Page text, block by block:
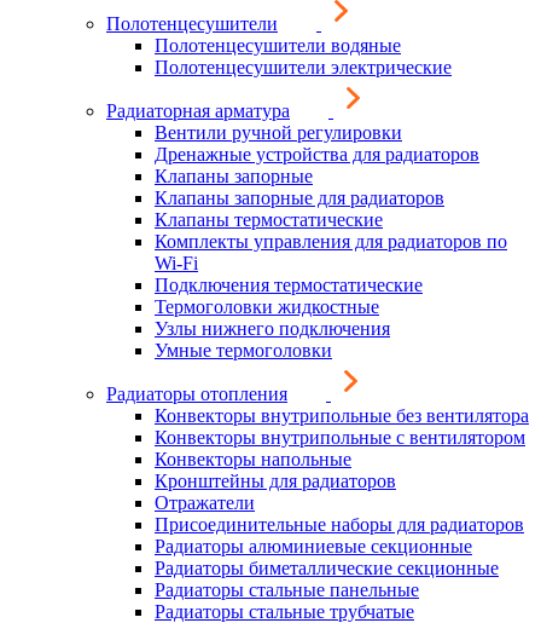
Полотенцесушители
Полотенцесушители водяные
Полотенцесушители электрические
Радиаторная арматура
Вентили ручной регулировки
Дренажные устройства для радиаторов
Клапаны запорные
Клапаны запорные для радиаторов
Клапаны термостатические
Комплекты управления для радиаторов по
Wi-Fi
Подключения термостатические
Термоголовки жидкостные
Узлы нижнего подключения
Умные термоголовки
Радиаторы отопления
Конвекторы внутрипольные без вентилятора
Конвекторы внутрипольные с вентилятором
Конвекторы напольные
Кронштейны для радиаторов
Отражатели
Присоединительные наборы для радиаторов
Радиаторы алюминиевые секционные
Радиаторы биметаллические секционные
Радиаторы стальные панельные
Радиаторы стальные трубчатые